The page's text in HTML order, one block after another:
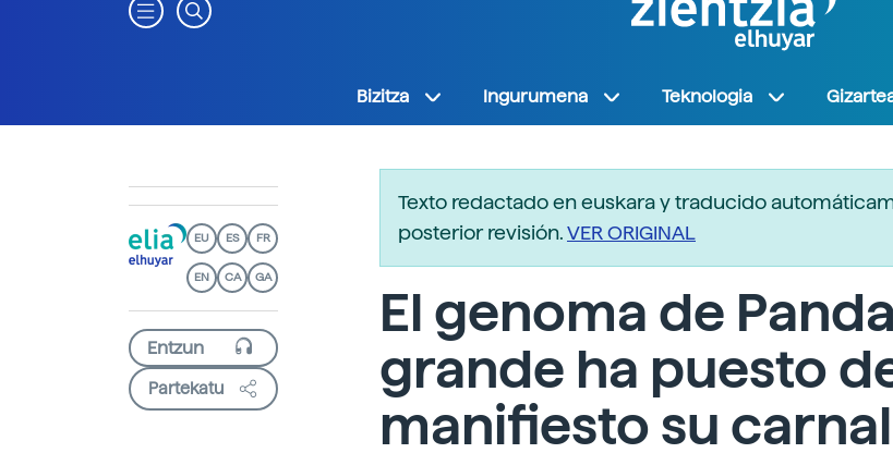
Bizitza Ingurumena Teknologia
EU ES FR
EN CA GA
Partekatu
Texto redactado en euskara y traducido
posterior revisión.VER ORIGINAL
El genoma de
grande ha puesto
manifiesto su